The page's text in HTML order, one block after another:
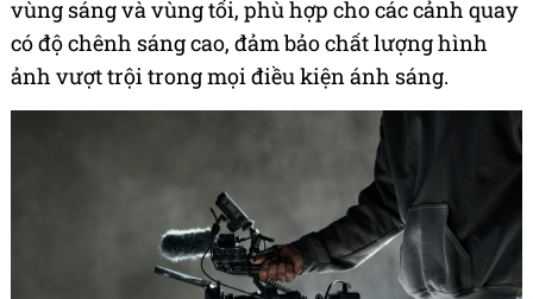
vùng sáng và vùng tối, phù hợp cho các cảnh quay
có độ chênh sáng cao, đảm bảo chất lượng hình
ảnh vượt trội trong mọi điều kiện ánh sáng.